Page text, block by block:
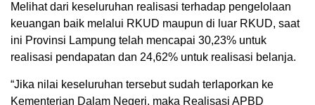
Melihat dari keseluruhan realisasi terhadap pengelolaan
keuangan baik melalui RKUD maupun di luar RKUD, saat
ini Provinsi Lampung telah mencapai 30,23% untuk
realisasi pendapatan dan 24,62% untuk realisasi belanja.
“Jika nilai keseluruhan tersebut sudah terlaporkan ke
Kementerian Dalam Negeri, maka Realisasi APBD